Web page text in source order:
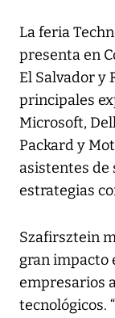
La feria
presenta en
El Salvador y
principales
Microsoft,
Packard y
asistentes de
estrategias
Szafirsztein
gran impacto
empresarios
tecnológicos.